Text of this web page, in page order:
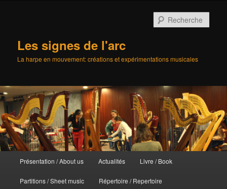
Les signes de l'arc
La harpe en mouvement: créations et expérimentations musicales
principal
Présentation / About us Actualités Livre / Book
Partitions / Sheet music Répertoire / Repertoire